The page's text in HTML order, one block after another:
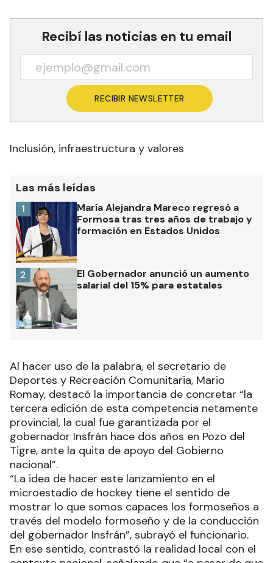
Recibí las noticias en tu email
RECIBIR NEWSLETTER
Inclusión, infraestructura y valores
Las más leídas
María Alejandra Mareco regresó a
Formosa tras tres años de trabajo y
formación en Estados Unidos
1
El Gobernador anunció un aumento
salarial del 15% para estatales
2
Al hacer uso de la palabra, el secretario de
Deportes y Recreación Comunitaria, Mario
Romay, destacó la importancia de concretar “la
tercera edición de esta competencia netamente
provincial, la cual fue garantizada por el
gobernador Insfrán hace dos años en Pozo del
Tigre, ante la quita de apoyo del Gobierno
nacional”.
“La idea de hacer este lanzamiento en el
microestadio de hockey tiene el sentido de
mostrar lo que somos capaces los formoseños a
través del modelo formoseño y de la conducción
del gobernador Insfrán”, subrayó el funcionario.
En ese sentido, contrastó la realidad local con el